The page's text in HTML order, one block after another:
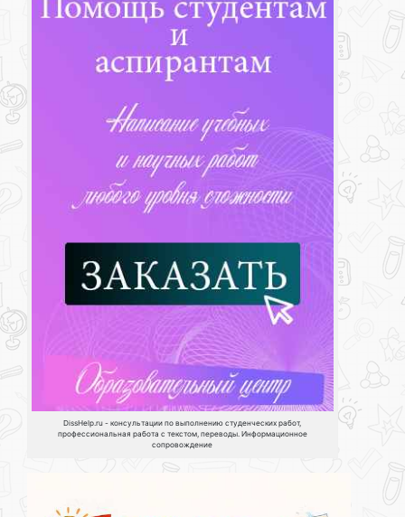
DissHelp.ru - консультации по выполнению студенческих работ,
профессиональная работа с текстом, переводы. Информационное
сопровождение